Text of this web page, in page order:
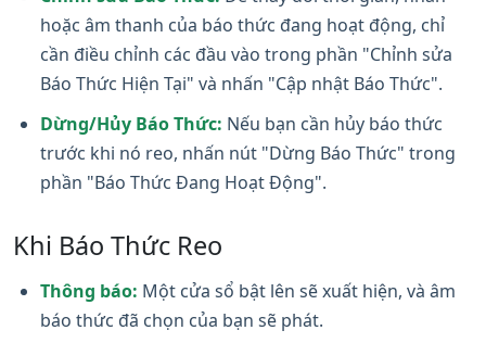
hoặc âm thanh của báo thức đang hoạt động, chỉ
cần điều chỉnh các đầu vào trong phần "Chỉnh sửa
Báo Thức Hiện Tại" và nhấn "Cập nhật Báo Thức".
Dừng/Hủy Báo Thức: Nếu bạn cần hủy báo thức
trước khi nó reo, nhấn nút "Dừng Báo Thức" trong
phần "Báo Thức Đang Hoạt Động".
Khi Báo Thức Reo
Thông báo: Một cửa sổ bật lên sẽ xuất hiện, và âm
báo thức đã chọn của bạn sẽ phát.